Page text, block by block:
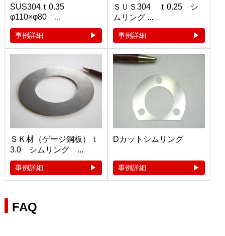
SUS304ｔ0.35
φ110×φ80 ...
事例詳細
ＳＵＳ304 ｔ0.25 シ
ムリング ...
事例詳細
ＳＫ材（ゲージ鋼板）ｔ
3.0 シムリング ...
事例詳細
Dカットシムリング
事例詳細
FAQ